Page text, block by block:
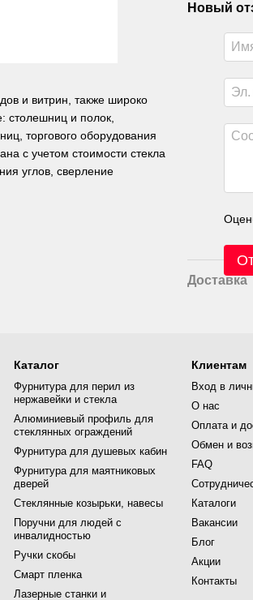
и витрин, также широко
столешниц и полок,
торгового оборудования
с учетом стоимости стекла
углов, сверление
Новый
Доставка
Каталог
Фурнитура для перил из
нержавейки и стекла
Алюминиевый профиль для
стеклянных ограждений
Фурнитура для душевых кабин
Фурнитура для маятниковых
дверей
Стеклянные козырьки, навесы
Поручни для людей с
инвалидностью
Ручки скобы
Смарт пленка
Лазерные станки и
Клиентам
Вход в
О нас
Оплата и
Обмен и
FAQ
Каталоги
Вакансии
Блог
Акции
Контакты